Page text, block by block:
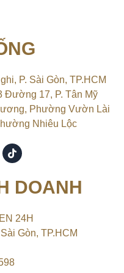
P. Sài Gòn, TP.HCM
Đường 17, P. Tân Mỹ
Phường Vườn Lài
Nhiêu Lộc
T
i
kDOANH
24H
Gòn, TP.HCM